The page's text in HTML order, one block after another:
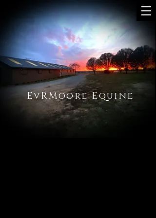
EvRMoore Equine